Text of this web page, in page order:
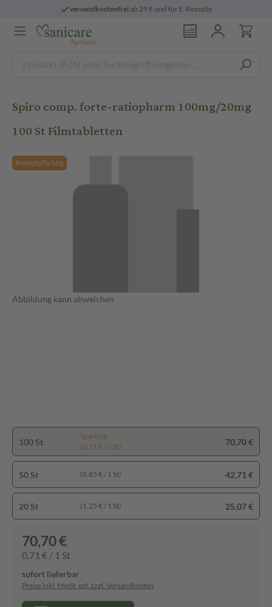
versandkostenfreiab 29 € und für E-Rezepte
Spiro comp. forte-ratiopharm 100mg/20mg
100 St Filmtabletten
Rezeptpflichtig
Abbildung kann abweichen
100 St
Spartipp
(0,71 € / 1 St)
70,70 €
50 St (0,85 € / 1 St) 42,71 €
20 St (1,25 € / 1 St) 25,07 €
70,70 €
0,71 € / 1 St
sofort lieferbar
Preise inkl. MwSt. ggf. zzgl. Versandkosten